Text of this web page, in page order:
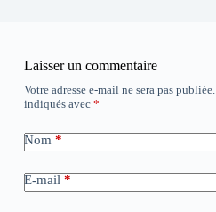
Laisser un commentaire
Votre adresse e-mail ne sera pas publiée.
indiqués avec *
Nom *
E-mail *